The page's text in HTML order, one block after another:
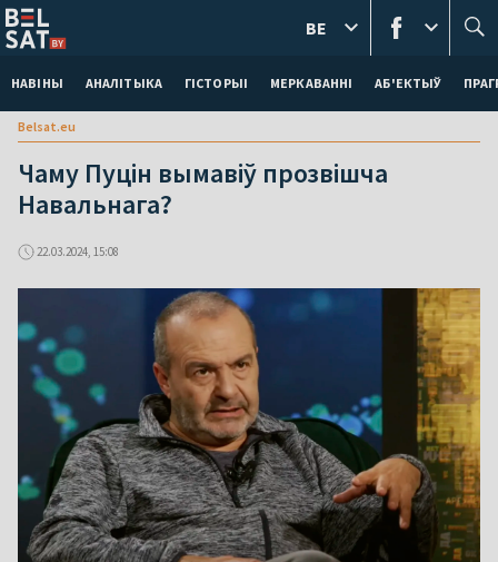
НАВІНЫ АНАЛІТЫКА ГІСТОРЫІ МЕРКАВАННI АБ'ЕКТЫЎ
BE
Belsat.eu
Чаму Пуцін вымавіў прозвішча
Навальнага?
22.03.2024, 15:08